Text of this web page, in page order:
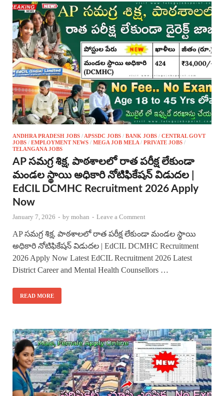
ANDHRA PRADESH JOBS /APSSDC JOBS / BANK JOBS / CENTRAL GOVT
JOBS / EMPLOYMENT NEWS / MEGA JOB MELA/ PRIVATE JOBS /
TELANGANA JOBS
AP సమగ్ర శిక్ష, పాఠశాలలో రాత పరీక్ష లేకుండా
మండల స్థాయి అధికారి నోటిఫికేషన్ విడుదల |
EdCIL DCMHC Recruitment 2026 Apply
Now
January 7, 2026 - by mohan - Leave a Comment
AP సమగ్ర శిక్ష, పాఠశాలలో రాత పరీక్ష లేకుండా మండల స్థాయి
అధికారి నోటిఫికేషన్ విడుదల | EdCIL DCMHC Recruitment
2026 Apply Now Latest EdCIL Recruitment 2026 Latest
District Career and Mental Health Counsellors …
READ MORE